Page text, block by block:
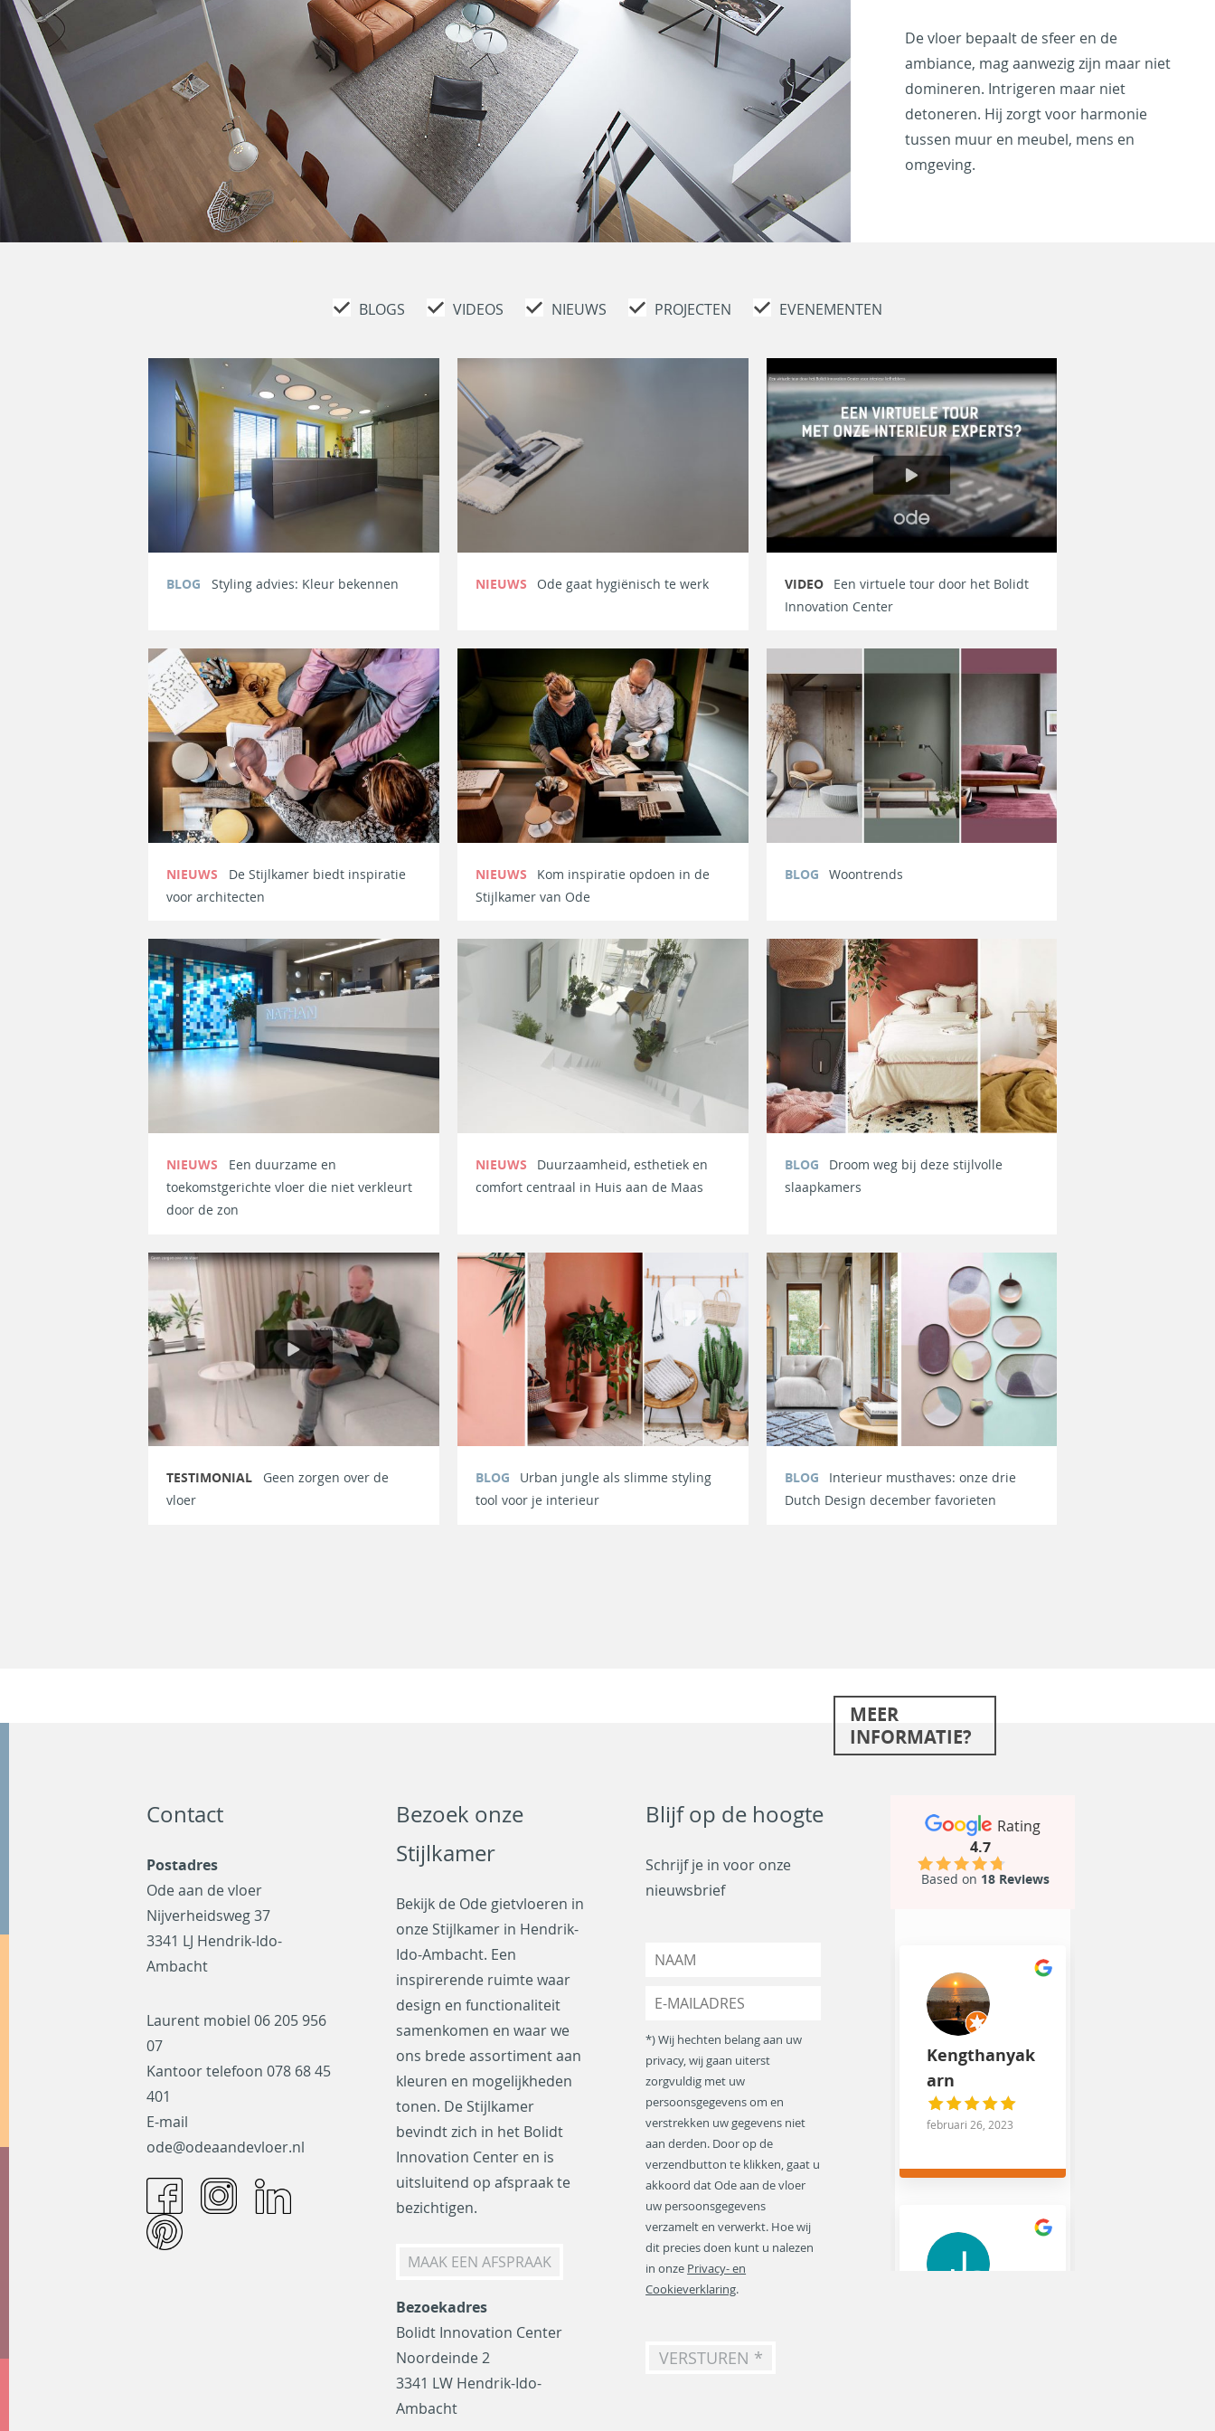
De vloer bepaalt de sfeer en de
ambiance, mag aanwezig zijn maar niet
domineren. Intrigeren maar niet
detoneren. Hij zorgt voor harmonie
tussen muur en meubel, mens en
omgeving.
BLOGS VIDEOS NIEUWS PROJECTEN EVENEMENTEN
BLOG Styling advies: Kleur bekennen NIEUWS Ode gaat hygiënisch te werk VIDEO
Een virtuele tour door het Bolidt
Innovation Center
NIEUWS
De Stijlkamer biedt inspiratie
voor architecten
NIEUWS
Kom inspiratie opdoen in de
Stijlkamer van Ode
BLOG Woontrends
NIEUWS
Een duurzame en
toekomstgerichte vloer die niet verkleurt
door de zon
NIEUWS
Duurzaamheid, esthetiek en
comfort centraal in Huis aan de Maas
BLOG
Droom weg bij deze stijlvolle
slaapkamers
TESTIMONIAL
Geen zorgen over de
vloer
BLOG
Urban jungle als slimme styling
tool voor je interieur
BLOG
Interieur musthaves: onze drie
Dutch Design december favorieten
MEER
INFORMATIE?
Contact
Postadres
Ode aan de vloer
Nijverheidsweg 37
3341 LJ Hendrik-Ido-
Ambacht
Laurent mobiel06 205 956
07
Kantoor telefoon078 68 45
401
E-mail
ode@odeaandevloer.nl
Bezoek onze
Stijlkamer
Bekijk de Ode gietvloeren in
onze Stijlkamer in Hendrik-
Ido-Ambacht. Een
inspirerende ruimte waar
design en functionaliteit
samenkomen en waar we
ons brede assortiment aan
kleuren en mogelijkheden
tonen. De Stijlkamer
bevindt zich in het Bolidt
Innovation Center en is
uitsluitend op afspraak te
bezichtigen.
MAAK EEN AFSPRAAK
Bezoekadres
Bolidt Innovation Center
Noordeinde 2
3341 LW Hendrik-Ido-
Ambacht
Blijf op de hoogte
Schrijf je in voor onze
nieuwsbrief
N
m
m
a
i
l
a
d
r
s
*
*) Wij hechten belang aan uw
privacy, wij gaan uiterst
zorgvuldig met uw
persoonsgegevens om en
verstrekken uw gegevens niet
aan derden. Door op de
verzendbutton te klikken, gaat u
akkoord dat Ode aan de vloer
uw persoonsgegevens
verzamelt en verwerkt. Hoe wij
dit precies doen kunt u nalezen
in onze Privacy- en
Cookieverklaring.
VERSTUREN *
Rating
4.7
Based on 18 Reviews
Kengthanyak
arn
februari 26, 2023